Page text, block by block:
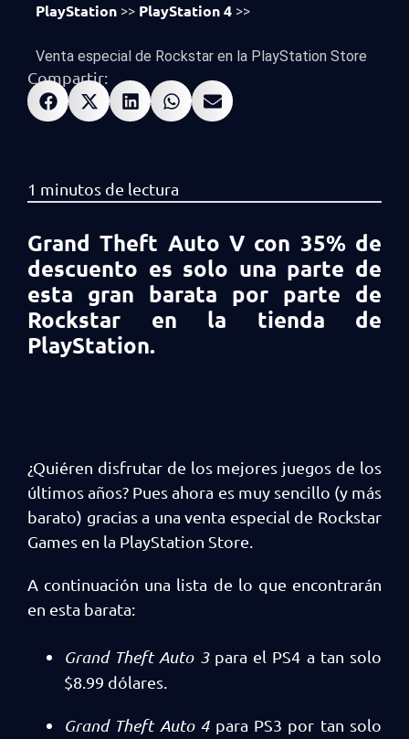
PlayStation >> PlayStation 4 >>
Venta especial de Rockstar en la PlayStation Store
Compartir:
Grand Theft Auto V con 35% de
descuento es solo una parte de
esta gran barata por parte de
Rockstar en la tienda de
PlayStation.
¿Quiéren disfrutar de los mejores juegos de los
últimos años? Pues ahora es muy sencillo (y más
barato) gracias a una venta especial de Rockstar
Games en la PlayStation Store.
A continuación una lista de lo que encontrarán
en esta barata:
Grand Theft Auto 3para el PS4 a tan solo
$8.99 dólares.
Grand Theft Auto 4para PS3 por tan solo